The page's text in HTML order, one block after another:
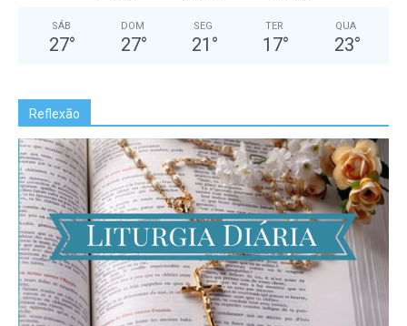
SÁB
27°
DOM
27°
SEG
21 °
TER
17°
QUA
23°
Reflexão